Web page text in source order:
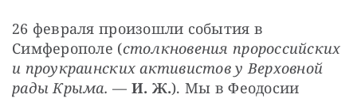
26 февраля произошли события в
Симферополе (столкновения пророссийских
и проукраинских активистов у Верховной
рады Крыма. — И. Ж.). Мы в Феодосии